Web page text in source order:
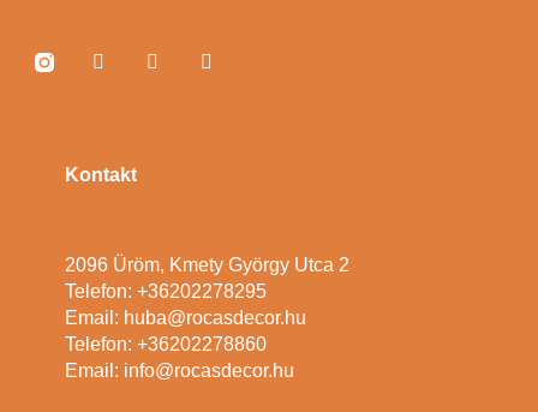
Kontakt
2096 Üröm, Kmety György Utca 2
Telefon: +36202278295
Email: huba@rocasdecor.hu
Telefon: +36202278860
Email: info@rocasdecor.hu